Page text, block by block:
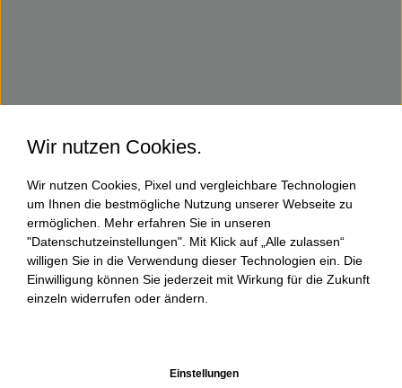
Wir nutzen Cookies.
Wir nutzen Cookies, Pixel und vergleichbare Technologien
um Ihnen die bestmögliche Nutzung unserer Webseite zu
ermöglichen. Mehr erfahren Sie in unseren
"Datenschutzeinstellungen". Mit Klick auf „Alle zulassen“
willigen Sie in die Verwendung dieser Technologien ein. Die
Einwilligung können Sie jederzeit mit Wirkung für die Zukunft
einzeln widerrufen oder ändern.
Einstellungen